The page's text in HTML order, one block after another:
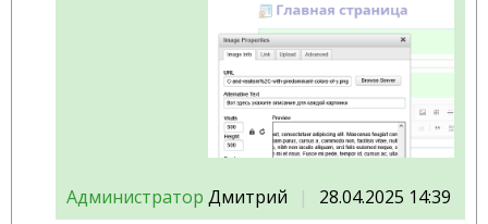
Администратор Дмитрий 28.04.2025 14:39